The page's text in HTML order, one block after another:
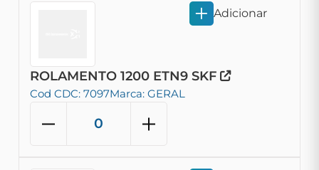
ROLAMENTO 1200 ETN9 SKF
Cod CDC: 7097Marca: GERAL
Adicionar